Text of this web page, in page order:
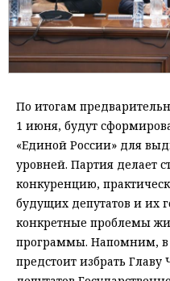
По итогам
1 июня, будут
«Единой России» для
уровней. Партия делает
конкуренцию,
будущих депутатов и их
конкретные проблемы
программы. Напомним, в
предстоит избрать